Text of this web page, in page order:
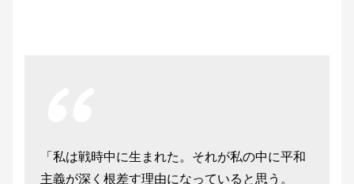
「私は戦時中に生まれた。それが私の中に平和
主義が深く根差す理由になっていると思う。